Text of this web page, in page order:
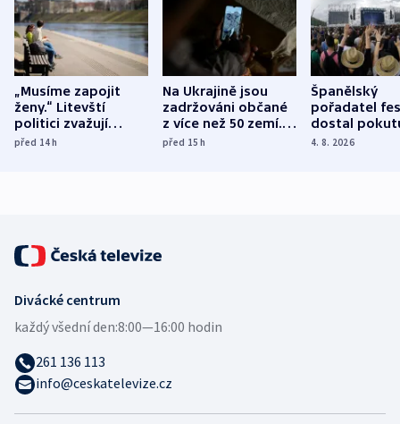
„Musíme zapojit
ženy.“ Litevští
politici zvažují
dohodu o
před 14h
Na Ukrajině jsou
zadržováni občané
z více než 50 zemí.
Bojovali na straně
před 15h
Španělský
pořadatel
dostal
nekalé
4. 8. 2026
Divácké centrum
každý všední den:8:00—16:00 hodin
261 136 113
info@ceskatelevize.cz